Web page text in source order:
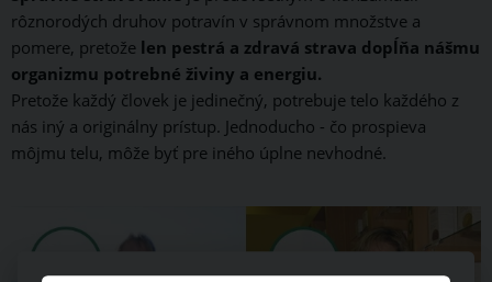
rôznorodých druhov potravín v správnom množstve a
pomere, pretože len pestrá a zdravá strava dopĺňa nášmu
organizmu potrebné živiny a energiu.
Pretože každý človek je jedinečný, potrebuje telo každého z
nás iný a originálny prístup. Jednoducho - čo prospieva
môjmu telu, môže byť pre iného úplne nevhodné.